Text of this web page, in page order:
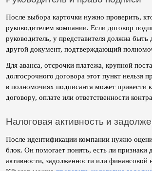
После выбора карточки нужно проверить,
руководителем компании. Если договор
руководитель, у представителя должна быть
другой документ, подтверждающий
Для аванса, отсрочки платежа, крупной
долгосрочного договора этот пункт нельзя
в полномочиях подписанта может привести
договору, оплате или ответственности
Налоговая активность и
После идентификации компании нужно
блок. Он помогает понять, есть ли признаки
активности, задолженности или финансовой